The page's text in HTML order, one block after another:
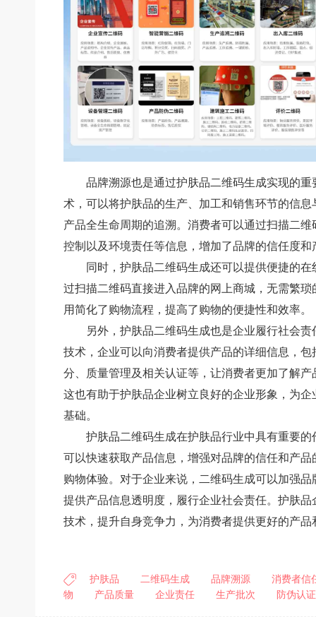
品牌溯源也是通过护肤品二维码生成实现的
术，可以将护肤品的生产、加工和销售环节的信
产品全生命周期的追溯。消费者可以通过扫描二
控制以及环境责任等信息，增加了品牌的信任度和
同时，护肤品二维码生成还可以提供便捷的
过扫描二维码直接进入品牌的网上商城，无需繁
用简化了购物流程，提高了购物的便捷性和效率。
另外，护肤品二维码生成也是企业履行社会
技术，企业可以向消费者提供产品的详细信息，
分、质量管理及相关认证等，让消费者更加了解
这也有助于护肤品企业树立良好的企业形象，为
基础。
护肤品二维码生成在护肤品行业中具有重要
可以快速获取产品信息，增强对品牌的信任和产
购物体验。对于企业来说，二维码生成可以加强
提供产品信息透明度，履行企业社会责任。护肤
技术，提升自身竞争力，为消费者提供更好的产品
护肤品 二维码生成 品牌溯源
消费者信
物
产品质量 企业责任 生产批次 防伪认证